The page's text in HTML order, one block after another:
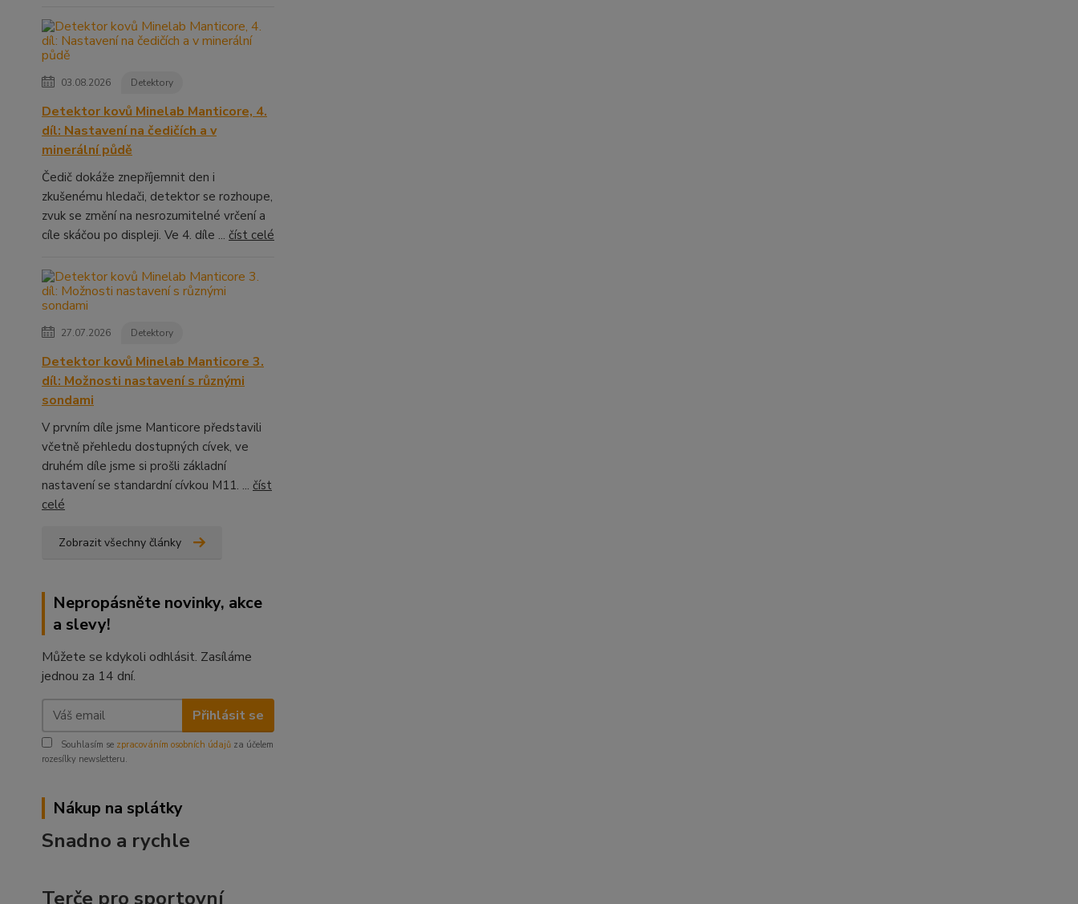
03.08.2026 Detektory
Detektor kovů Minelab Manticore, 4.
díl: Nastavení na čedičích a v
minerální půdě
Čedič dokáže znepříjemnit den i
zkušenému hledači, detektor se rozhoupe,
zvuk se změní na nesrozumitelné vrčení a
cíle skáčou po displeji. Ve 4. díle ... číst celé
27.07.2026 Detektory
Detektor kovů Minelab Manticore 3.
díl: Možnosti nastavení s různými
sondami
V prvním díle jsme Manticore představili
včetně přehledu dostupných cívek, ve
druhém díle jsme si prošli základní
nastavení se standardní cívkou M11. ... číst
celé
Zobrazit všechny články
Nepropásněte novinky, akce
a slevy!
Můžete se kdykoli odhlásit. Zasíláme
jednou za 14 dní.
Přihlásit se
Souhlasím se zpracováním osobních údajů za účelem
rozesílky newsletteru.
Nákup na splátky
Snadno a rychle
Terče pro sportovní